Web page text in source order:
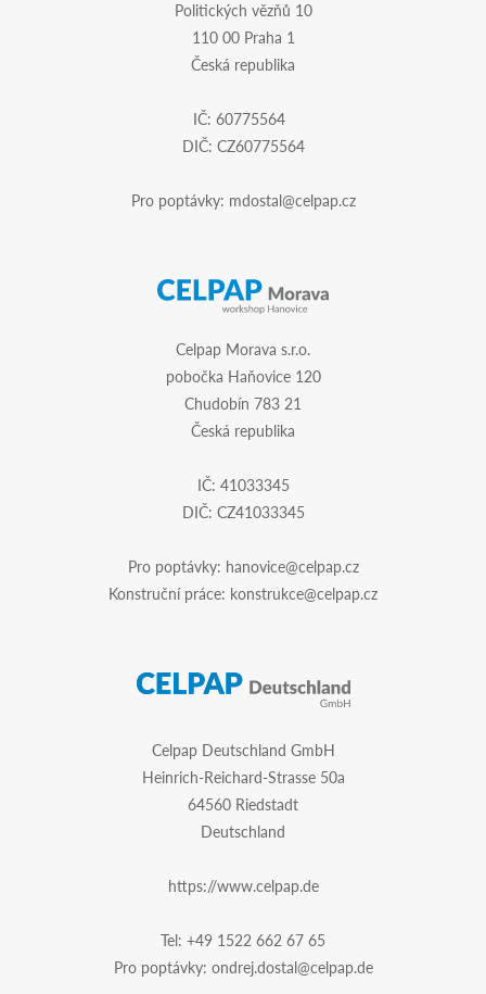
Politických vězňů 10
110 00 Praha 1
Česká republika
IČ: 60775564
DIČ: CZ60775564
Pro poptávky: mdostal@celpap.cz
Celpap Morava s.r.o.
pobočka Haňovice 120
Chudobín 783 21
Česká republika
IČ: 41033345
DIČ: CZ41033345
Pro poptávky: hanovice@celpap.cz
Konstruční práce: konstrukce@celpap.cz
Celpap Deutschland GmbH
Heinrich-Reichard-Strasse 50a
64560 Riedstadt
Deutschland
https://www.celpap.de
Tel: +49 1522 662 67 65
Pro poptávky: ondrej.dostal@celpap.de